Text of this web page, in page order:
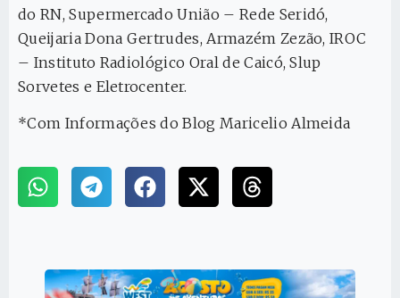
do RN, Supermercado União – Rede Seridó,
Queijaria Dona Gertrudes, Armazém Zezão, IROC
– Instituto Radiológico Oral de Caicó, Slup
Sorvetes e Eletrocenter.
*Com Informações do Blog Maricelio Almeida